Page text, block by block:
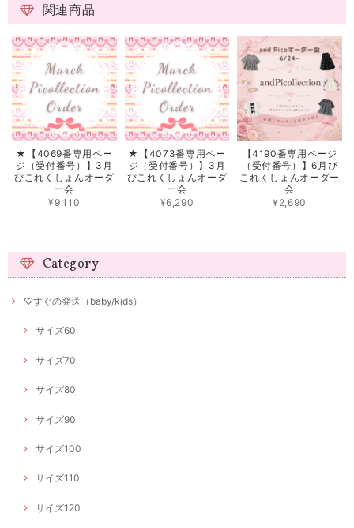
関連商品
★【4069番専用ペー
ジ（受付番号）】3月
ぴこれくしょんオーダ
ー会
¥9,110
★【4073番専用ペー
ジ（受付番号）】3月
ぴこれくしょんオーダ
ー会
¥6,290
【4190番専用ページ
（受付番号）】6月ぴ
これくしょんオーダー
会
¥2,690
Category
♡すぐの発送（baby/kids）
サイズ60
サイズ70
サイズ80
サイズ90
サイズ100
サイズ110
サイズ120